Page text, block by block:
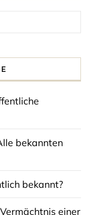
bekannten
bekannt?
einer